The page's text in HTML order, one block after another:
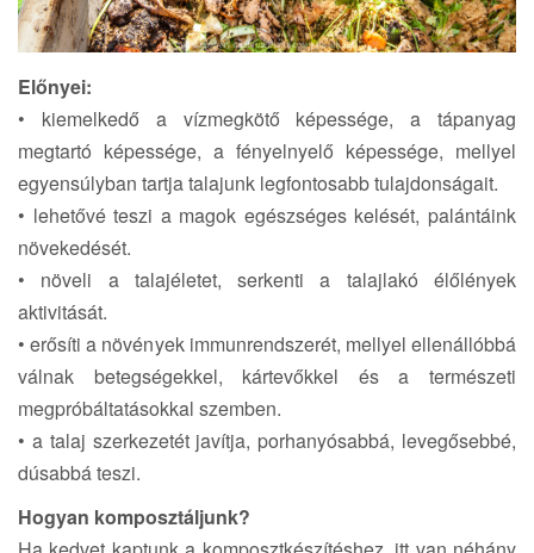
Előnyei:
• kiemelkedő a vízmegkötő képessége, a tápanyag
megtartó képessége, a fényelnyelő képessége, mellyel
egyensúlyban tartja talajunk legfontosabb tulajdonságait.
• lehetővé teszi a magok egészséges kelését, palántáink
növekedését.
• növeli a talajéletet, serkenti a talajlakó élőlények
aktivitását.
• erősíti a növények immunrendszerét, mellyel ellenállóbbá
válnak betegségekkel, kártevőkkel és a természeti
megpróbáltatásokkal szemben.
• a talaj szerkezetét javítja, porhanyósabbá, levegősebbé,
dúsabbá teszi.
Hogyan komposztáljunk?